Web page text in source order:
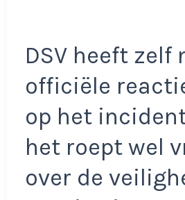
DSV heeft zelf
officiële
op het
het roept wel
over de